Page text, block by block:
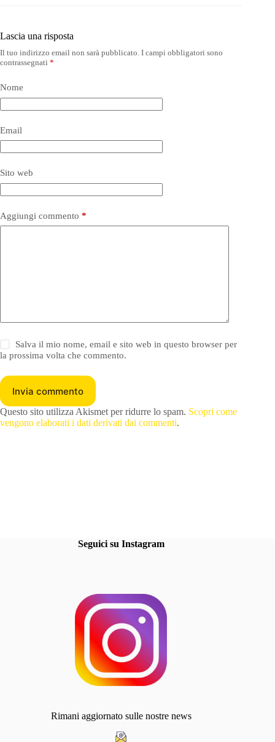
Lascia una risposta
Il tuo indirizzo email non sarà pubblicato. I campi obbligatori sono
contrassegnati *
Nome
Email
Sito web
Aggiungi commento *
Salva il mio nome, email e sito web in questo browser per
la prossima volta che commento.
Invia commento
Questo sito utilizza Akismet per ridurre lo spam. Scopri come
vengono elaborati i dati derivati dai commenti.
Seguici su Instagram
Rimani aggiornato sulle nostre news